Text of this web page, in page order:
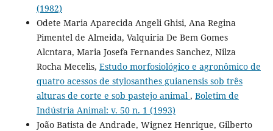
(1982)
Odete Maria Aparecida Angeli Ghisi, Ana Regina
Pimentel de Almeida, Valquiria De Bem Gomes
Alcntara, Maria Josefa Fernandes Sanchez, Nilza
Rocha Mecelis, Estudo morfosiológico e agronômico de
quatro acessos de stylosanthes guianensis sob três
alturas de corte e sob pastejo animal , Boletim de
Indústria Animal: v. 50 n. 1 (1993)
João Batista de Andrade, Wignez Henrique, Gilberto